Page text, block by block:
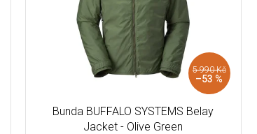
5 990 Kč
–53 %
Bunda BUFFALO SYSTEMS Belay
Jacket - Olive Green